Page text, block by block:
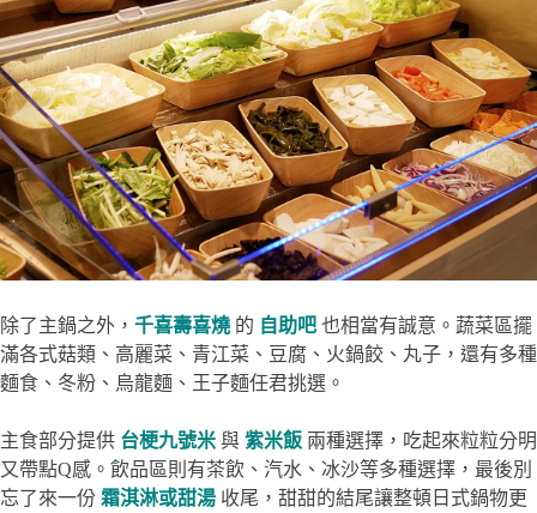
除了主鍋之外， 千喜壽喜燒 的 自助吧 也相當有誠意。蔬菜區擺
滿各式菇類、高麗菜、青江菜、豆腐、火鍋餃、丸子，還有多種
麵食、冬粉、烏龍麵、王子麵任君挑選。
主食部分提供 台梗九號米 與 紫米飯 兩種選擇，吃起來粒粒分明
又帶點Q感。飲品區則有茶飲、汽水、冰沙等多種選擇，最後別
忘了來一份 霜淇淋或甜湯 收尾，甜甜的結尾讓整頓日式鍋物更